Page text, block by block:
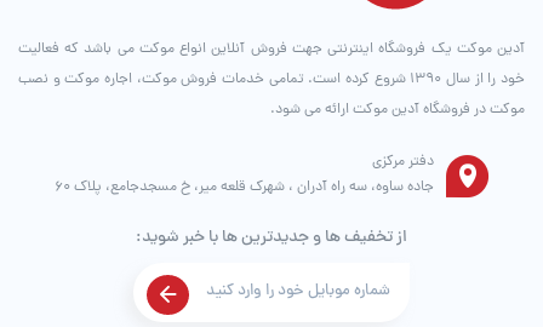
آدین موکت یک فروشگاه اینترنتی جهت فروش آنلاین انواع موکت می باشد که فعالیت
خود را از سال ۱۳۹۰ شروع کرده است. تمامی خدمات فروش موکت، اجاره موکت و نصب
موکت در فروشگاه آدین موکت ارائه می شود.
دفتر مرکزی
جاده ساوه، سه راه آدران ، شهرک قلعه میر، خ مسجدجامع، پلاک 60
از تخفیف ها و جدیدترین ها با خبر شوید: